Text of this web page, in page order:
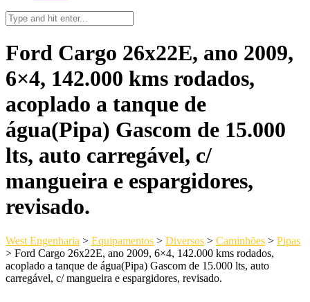
Ford Cargo 26x22E, ano 2009,
6×4, 142.000 kms rodados,
acoplado a tanque de
água(Pipa) Gascom de 15.000
lts, auto carregável, c/
mangueira e espargidores,
revisado.
West Engenharia > Equipamentos > Diversos > Caminhões > Pipas
> Ford Cargo 26x22E, ano 2009, 6×4, 142.000 kms rodados,
acoplado a tanque de água(Pipa) Gascom de 15.000 lts, auto
carregável, c/ mangueira e espargidores, revisado.